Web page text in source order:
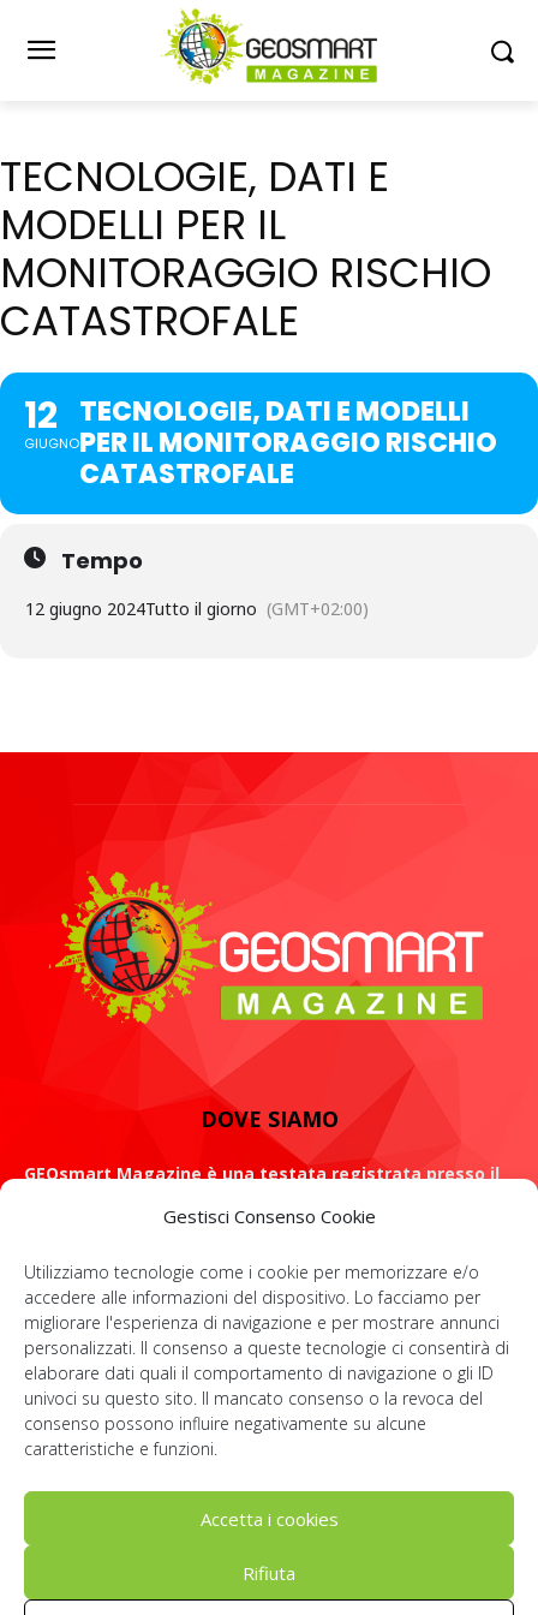
Gestisci Consenso Cookie
Utilizziamo tecnologie come i cookie per memorizzare e/o
accedere alle informazioni del dispositivo. Lo facciamo per
migliorare l'esperienza di navigazione e per mostrare annunci
personalizzati. Il consenso a queste tecnologie ci consentirà di
elaborare dati quali il comportamento di navigazione o gli ID
univoci su questo sito. Il mancato consenso o la revoca del
consenso possono influire negativamente su alcune
caratteristiche e funzioni.
Accetta i cookies
Rifiuta
TECNOLOGIE, DATI E
MODELLI PER IL
MONITORAGGIO RISCHIO
CATASTROFALE
12
GIUGNO
TECNOLOGIE, DATI E MODELLI
PER IL MONITORAGGIO RISCHIO
CATASTROFALE
Tempo
12 giugno 2024Tutto il giorno (GMT+02:00)
DOVE SIAMO
GEOsmart Magazine è una testata registrata presso il
ROMA: Via Casilina 98, 00182
Contattaci:info@geosmartmagazine.it
SOCIAL